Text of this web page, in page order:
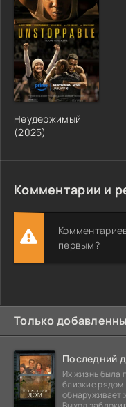
Неудержимый
(2025)
Комментарии и
первым?
Только
Последний
Их жизнь была
близкие
обнаруживает